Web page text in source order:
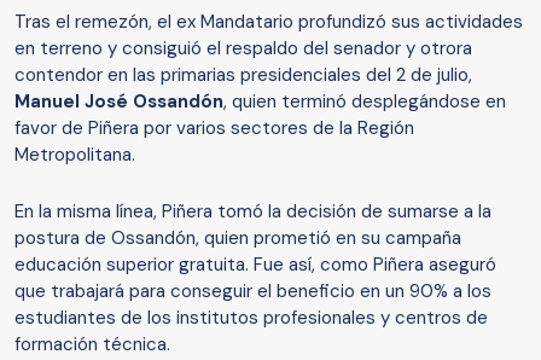
Tras el remezón, el ex Mandatario profundizó sus actividades
en terreno y consiguió el respaldo del senador y otrora
contendor en las primarias presidenciales del 2 de julio,
Manuel José Ossandón, quien terminó desplegándose en
favor de Piñera por varios sectores de la Región
Metropolitana.
En la misma línea, Piñera tomó la decisión de sumarse a la
postura de Ossandón, quien prometió en su campaña
educación superior gratuita. Fue así, como Piñera aseguró
que trabajará para conseguir el beneficio en un 90% a los
estudiantes de los institutos profesionales y centros de
formación técnica.